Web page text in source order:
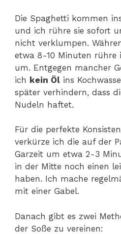
Die Spaghetti kommen
und ich rühre sie sofort
nicht verklumpen.
etwa 8-10 Minuten rühre
um. Entgegen mancher
ich kein Öl ins
später verhindern, dass
Nudeln haftet.
Für die perfekte
verkürze ich die auf der
Garzeit um etwa 2-3
in der Mitte noch einen
haben. Ich mache
mit einer Gabel.
Danach gibt es zwei
der Soße zu vereinen: